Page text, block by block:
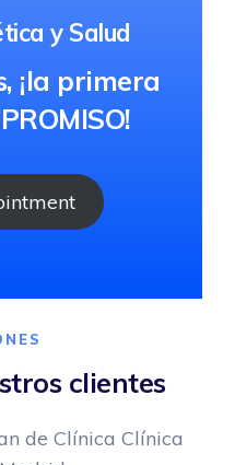
y Salud
¡la primera
clientes
de Clínica Clínica